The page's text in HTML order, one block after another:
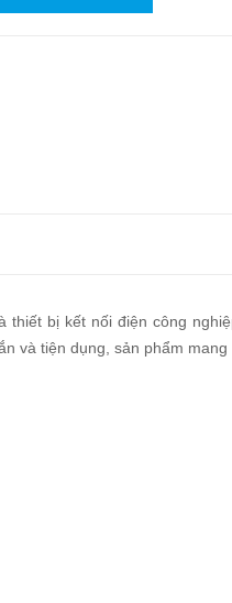
thiết bị kết nối điện công
và tiện dụng, sản phẩm